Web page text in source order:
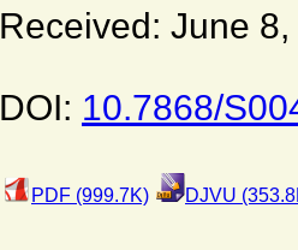
Received: June
DOI: 10.7868/
PDF (999.7K) DJVU